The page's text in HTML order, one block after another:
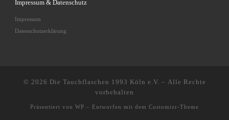
Impressum & Datenschutz
Impressum
Datenschutzerklärung
© 2026 Die Tauchflaschen 1993 Köln e.V. – Alle Rechte
vorbehalten
Präsentiert von WP – Entworfen mit dem Customizr-Theme